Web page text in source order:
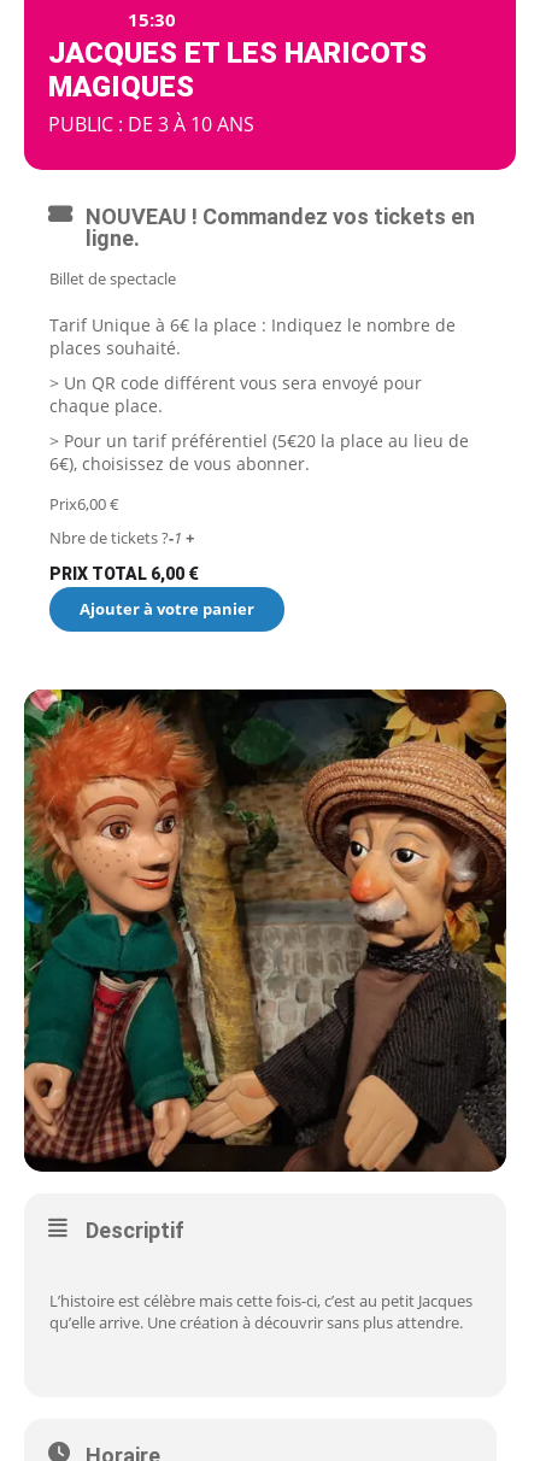
15:30
JACQUES ET LES HARICOTS
MAGIQUES
PUBLIC : DE 3 À 10 ANS
NOUVEAU ! Commandez vos tickets en
ligne.
Billet de spectacle
Tarif Unique à 6€ la place : Indiquez le nombre de
places souhaité.
> Un QR code différent vous sera envoyé pour
chaque place.
> Pour un tarif préférentiel (5€20 la place au lieu de
6€), choisissez de vous abonner.
Prix6,00€
Nbre de tickets ?-1 +
PRIX TOTAL 6,00 €
Ajouter à votre panier
Descriptif
L’histoire est célèbre mais cette fois-ci, c’est au petit Jacques
qu’elle arrive. Une création à découvrir sans plus attendre.
Horaire